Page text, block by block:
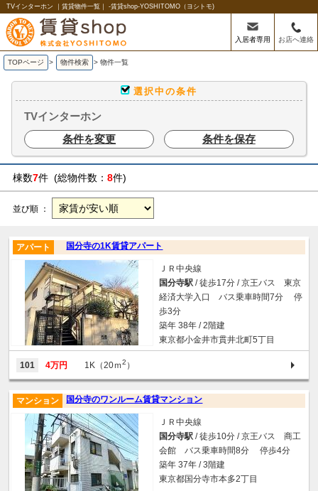
TVインターホン ｜賃貸物件一覧｜ -賃貸shop-YOSHITOMO（ヨシトモ)
入居者専用 お店へ連絡
TOPページ > 物件検索 > 物件一覧
選択中の条件
TVインターホン
条件を変更
条件を保存
棟数7件 (総物件数： 8件)
並び順 ：
国分寺の1K賃貸アパート
アパート
ＪＲ中央線
国分寺駅 / 徒歩17分 / 京王バス 東京
経済大学入口 バス乗車時間7分 停
歩3分
築年 38年 / 2階建
東京都小金井市貫井北町5丁目
101 4万円 1K（20ｍ2 ）
国分寺のワンルーム賃貸マンション
マンション
ＪＲ中央線
国分寺駅 / 徒歩10分 / 京王バス 商工
会館 バス乗車時間8分 停歩4分
築年 37年 / 3階建
東京都国分寺市本多2丁目